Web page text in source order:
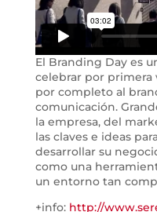
El Branding Day es
celebrar por primera
por completo al
comunicación.
la empresa, del
las claves e ideas
desarrollar su
como una
un entorno tan
+info: http://